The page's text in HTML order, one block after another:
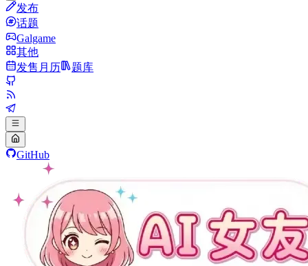
发布
话题
Galgame
其他
发售月历
题库
GitHub